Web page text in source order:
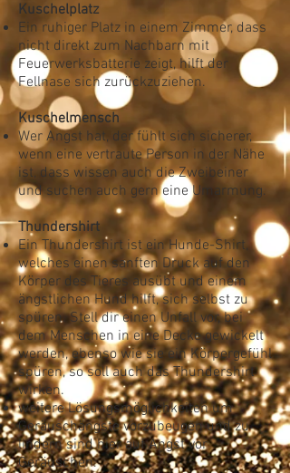
Kuschelplatz
Ein ruhiger Platz in einem Zimmer, dass
nicht direkt zum Nachbarn mit
Feuerwerksbatterie zeigt, hilft der
Fellnase sich zurückzuziehen.
Kuschelmensch
Wer Angst hat, der fühlt sich sicherer,
wenn eine vertraute Person in der Nähe
ist, dass wissen auch die Zweibeiner
und suchen auch gern eine Umarmung.
Thundershirt
Ein Thundershirt ist ein Hunde-Shirt,
welches einen sanften Druck auf den
Körper des Tieres ausübt und einem
ängstlichen Hund hilft, sich selbst zu
spüren. Stell dir einen Unfall vor, bei
dem Menschen in eine Decke gewickelt
werden, ebenso wie sie ein Körpergefühl
spüren, so soll auch das Thundershirt
wirken.
weitere Lösungsmöglichkeiten um
Geräuschängste vorzubeugen und zu
lindern sind hier auf Angst vor
Geräuschen.